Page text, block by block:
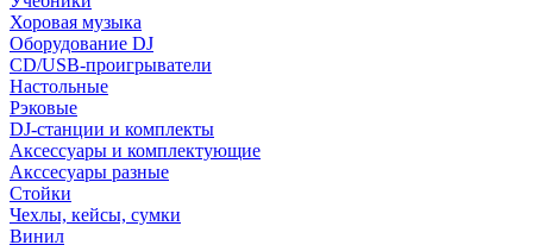
Хоровая музыка
Оборудование DJ
CD/USB-проигрыватели
Настольные
Рэковые
DJ-станции и комплекты
Аксессуары и комплектующие
Акссесуары разные
Стойки
Чехлы, кейсы, сумки
Винил